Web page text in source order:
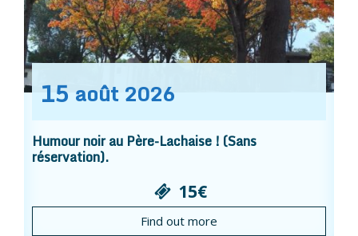
15 août 2026
Humour noir au Père-Lachaise ! (Sans
réservation).
15€
Find out more